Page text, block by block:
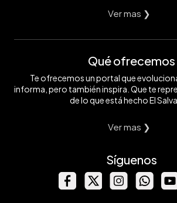
Ver mas ❯
Qué ofrecemos
Te ofrecemos un portal que
informa, pero también inspira. Que te
de lo que está hecho El
Ver mas ❯
Síguenos